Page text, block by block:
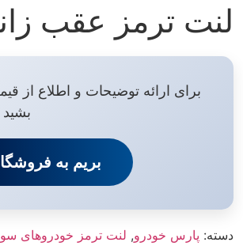
لنت ترمز عقب
برای ارائه توضیحات و اطلاع از
بشید
بریم به
دسته: پارس خودرو, لنت ترمز خودروهای